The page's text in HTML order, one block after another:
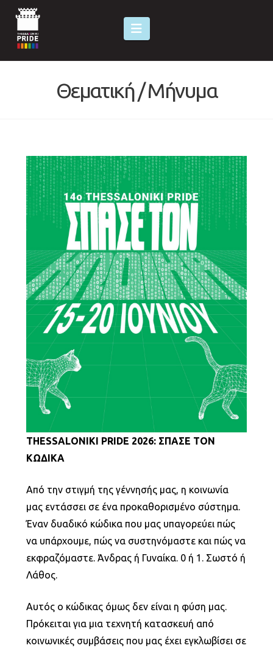
Navigation
Θεματική / Μήνυμα
THESSALONIKI PRIDE 2026: ΣΠΑΣΕ ΤΟΝ
ΚΩΔΙΚΑ
Από την στιγμή της γέννησής μας, η κοινωνία
μας εντάσσει σε ένα προκαθορισμένο σύστημα.
Έναν δυαδικό κώδικα που μας υπαγορεύει πώς
να υπάρχουμε, πώς να συστηνόμαστε και πώς να
εκφραζόμαστε. Άνδρας ή Γυναίκα. 0 ή 1. Σωστό ή
Λάθος.
Αυτός ο κώδικας όμως δεν είναι η φύση μας.
Πρόκειται για μια τεχνητή κατασκευή από
κοινωνικές συμβάσεις που μας έχει εγκλωβίσει σε